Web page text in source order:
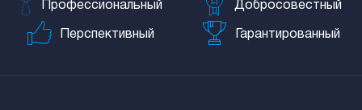
Профессиональный Добросовестный
Перспективный Гарантированный